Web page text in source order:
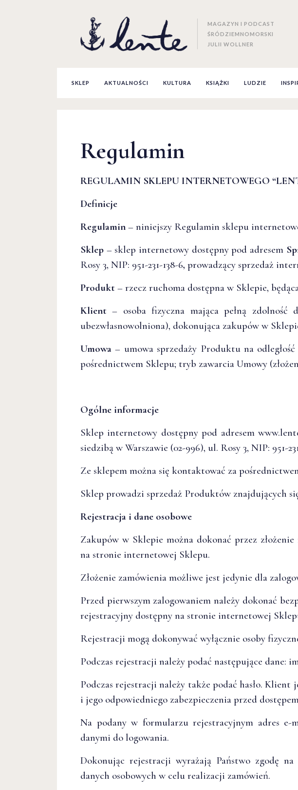
MAGAZYN I PODCAST
ŚRÓDZIEMNOMORSKI
JULII WOLLNER
SKLEP AKTUALNOŚCI KULTURA KSIĄŻKI LUDZIE
Regulamin
REGULAMIN SKLEPU INTERNETOWEGO
Definicje
Regulamin – niniejszy Regulamin sklepu
Sklep – sklep internetowy dostępny pod adresem
Rosy 3, NIP: 951-231-138-6, prowadzący sprzedaż
Produkt – rzecz ruchoma dostępna w Sklepie,
Klient – osoba fizyczna mająca pełną
ubezwłasnowolniona), dokonująca zakupów w
Umowa – umowa sprzedaży Produktu na
pośrednictwem Sklepu; tryb zawarcia Umowy
Ogólne informacje
Sklep internetowy dostępny pod adresem
siedzibą w Warszawie (02-996), ul. Rosy 3, NIP: 951-
Ze sklepem można się kontaktować za
Sklep prowadzi sprzedaż Produktów znajdujących
Rejestracja i dane osobowe
Zakupów w Sklepie można dokonać przez
na stronie internetowej Sklepu.
Złożenie zamówienia możliwe jest jedynie dla
Przed pierwszym zalogowaniem należy dokonać
rejestracyjny dostępny na stronie internetowej
Rejestracji mogą dokonywać wyłącznie osoby
Podczas rejestracji należy podać następujące dane:
Podczas rejestracji należy także podać hasło.
i jego odpowiedniego zabezpieczenia przed
Na podany w formularzu rejestracyjnym adres
danymi do logowania.
Dokonując rejestracji wyrażają Państwo zgodę
danych osobowych w celu realizacji zamówień.